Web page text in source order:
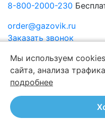
8-800-2000-230
order@gazovik.ru
Заказать звонок
Мы используем
сайта, анализа
подробнее